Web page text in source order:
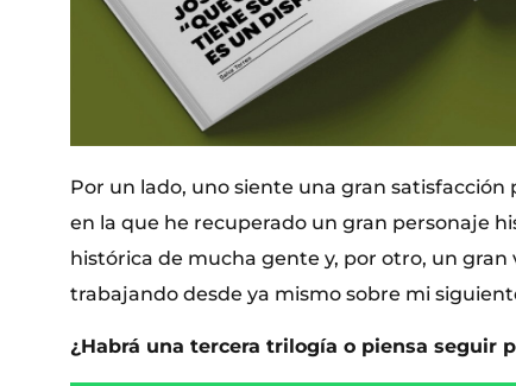
Por un lado, uno siente una gran
en la que he recuperado un gran personaje
histórica de mucha gente y, por otro, un gran
trabajando desde ya mismo sobre mi
¿Habrá una tercera trilogía o piensa seguir